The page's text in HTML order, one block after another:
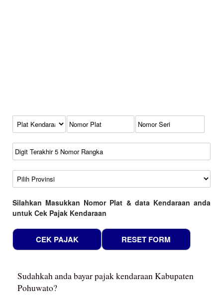
Kode Plat Kendaraan
No Plat
No Seri
No Rangka
Wilayah
Silahkan Masukkan Nomor Plat & data Kendaraan anda
untuk Cek Pajak Kendaraan
Sudahkah anda bayar pajak kendaraan Kabupaten
Pohuwato?